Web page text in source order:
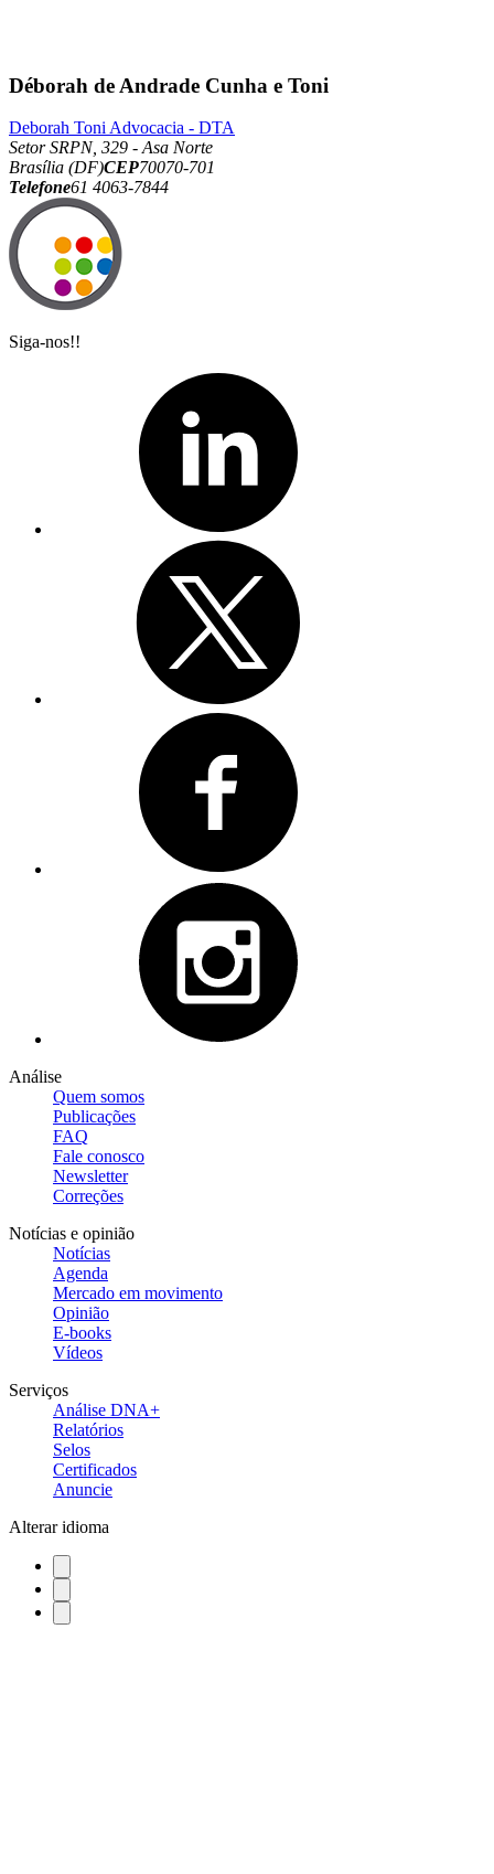
Déborah de Andrade Cunha e Toni
Deborah Toni Advocacia - DTA
Setor SRPN, 329 - Asa Norte
Brasília (DF)CEP70070-701
Telefone61 4063-7844
Siga-nos!!
Análise
Quem somos
Publicações
FAQ
Fale conosco
Newsletter
Correções
Notícias e opinião
Notícias
Agenda
Mercado em movimento
Opinião
E-books
Vídeos
Serviços
Análise DNA+
Relatórios
Selos
Certificados
Anuncie
Alterar idioma